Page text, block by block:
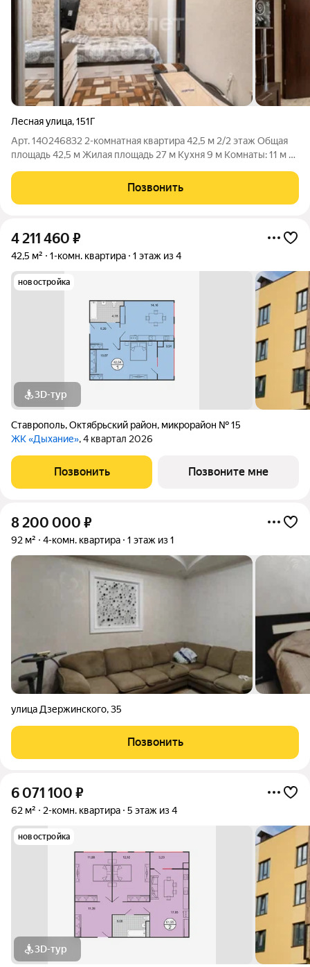
Лесная улица,151Г
Арт. 140246832 2-комнатная квартира 42,5 м 2/2 этаж Общая
площадь 42,5 м Жилая площадь 27 м Кухня 9 м Комнаты: 11 м +
центральное
Позвонить
4 211 460 ₽
42,5 м² 1-комн. квартира 1 этаж из 4
новостройка
3D-тур
Ставрополь,Октябрьский район, микрорайон № 15
ЖК «Дыхание», 4 квартал 2026
Позвонить Позвоните мне
8 200 000 ₽
92 м² 4-комн. квартира 1 этаж из 1
улица Дзержинского,35
Позвонить
6 071 100 ₽
62 м² 2-комн. квартира 5 этаж из 4
новостройка
3D-тур